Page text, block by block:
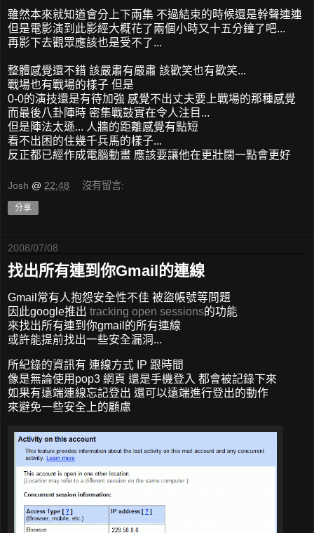
雖然本來就知道會分上下兩集 不過結束的時候還是幹聲連連
但是電影演到此影經大概花了兩個小時又十五分鐘了吧...
再影下去觀眾應該也是受不了...
整體感覺還不錯 該嚴肅有嚴肅 該歡笑也有歡笑...
戰場也有戰場的樣子 但是
0-0的演技還是有待加強 感覺不出丈夫要上戰場的那種感覺
而最後八卦陣時 密集戰鼓實在令人注目...
但是陣法太遜... 人牆的距離感覺有點短
看不出困的住幾千兵馬的樣子...
反正都已經作成電腦動畫 應該要讓他在更壯闊一點會更好
Josh @ 22:48 沒有留言:
分享
2008/07/08
找出所有連到你Gmail的連線
Gmail常有人抱怨安全性不佳 被盜帳號等問題
因此google推出 tracking open sessions的功能
來找出所有連到你gmail的所有連線
或許能提前找出一些安全漏洞...
所紀錄的資訊有 連線方式 IP 跟時間
像是無論使用pop3 網頁 還是手機登入 都會被記錄下來
如果有遠端連線忘記登出 還可以遠端進行登出的動作
來避免一些安全上的顧慮